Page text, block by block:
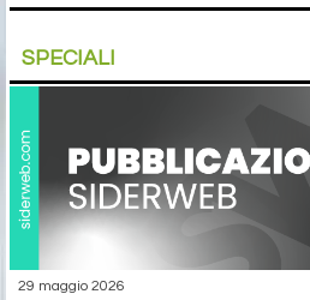
SPECIALI
29 maggio 2026